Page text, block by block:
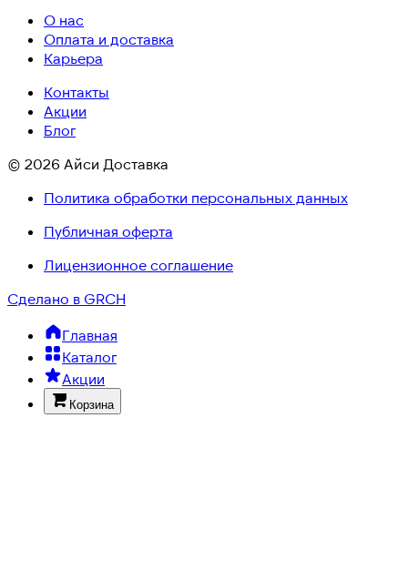
О нас
Оплата и доставка
Карьера
Контакты
Акции
Блог
© 2026 Айси Доставка
Политика обработки персональных данных
Публичная оферта
Лицензионное соглашение
Сделано в GRCH
Главная
Каталог
Акции
Корзина